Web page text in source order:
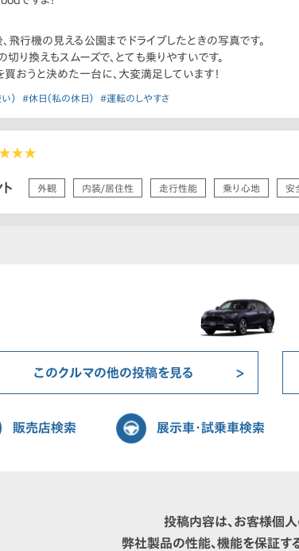
飛行機の見える公園までドライブしたときの写真です。
切り換えもスムーズで、とても乗りやすいです。
おうと決めた一台に、大変満足しています！
） #休日（私の休日） #運転のしやすさ
外観 内装/居住性 走行性能 乗り心地 安
このクルマの他の投稿を見る
販売店検索 展示車・試乗車検索
投稿内容は、お客様個人
弊社製品の性能、機能を保証す